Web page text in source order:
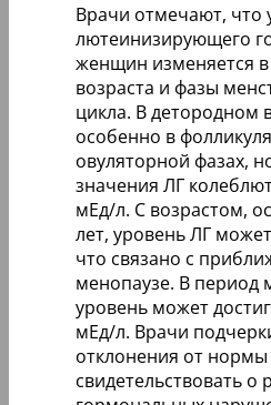
Врачи отмечают, что
лютеинизирующего
женщин изменяется
возраста и фазы
цикла. В детородном
особенно в
овуляторной фазах,
значения ЛГ
мЕд/л. С возрастом,
лет, уровень ЛГ
что связано с
менопаузе. В период
уровень может
мЕд/л. Врачи
отклонения от нормы
свидетельствовать о